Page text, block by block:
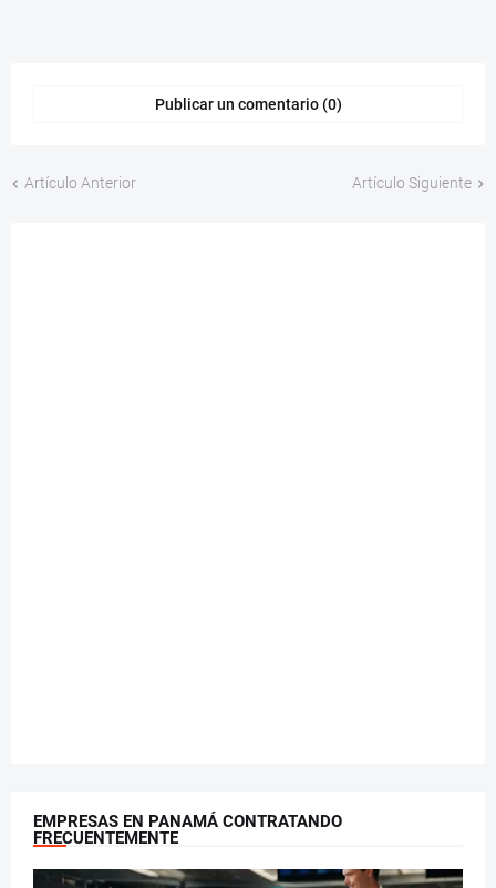
Publicar un comentario (0)
Artículo Anterior Artículo Siguiente
EMPRESAS EN PANAMÁ CONTRATANDO
FRECUENTEMENTE